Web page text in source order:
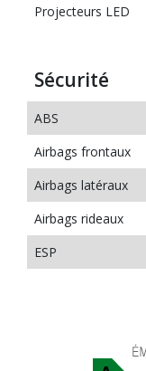
Projecteurs LED
Sécurité
ABS
Airbags frontaux
Airbags latéraux
Airbags rideaux
ESP